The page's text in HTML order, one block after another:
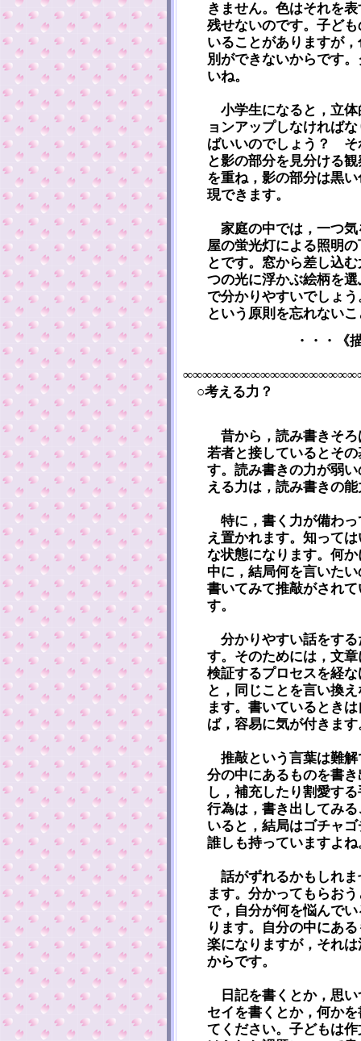
きません。色はそれを
残せないのです。子ど
いることがありますが
別ができないからです
いね。
小学生になると，立体
ョンアップしなければ
ばいいのでしょう？ そ
と影の部分を見分ける
を重ね，影の部分は黒
現できます。
家庭の中では，一つ気
屋の蛍光灯による照明
とです。窓から差し込
つの光に浮かぶ絵柄を
で分かりやすいでしょ
という原則を忘れない
・・・《
○考える力？
昔から，読み書きそろ
若者と接しているとそ
す。読み書きの力が弱
える力は，読み書きの
特に，書く力が備わっ
え置かれます。知って
な状態になります。何
中に，結局何を言いた
書いてみて推敲がされ
す。
分かりやすい話をする
す。そのためには，文
検証するプロセスを経
と，同じことを言い換
ます。書いているとき
ば，容易に気が付きます
推敲という言葉は難解
分の中にあるものを書
し，補充したり割愛す
行為は，書き出してみ
いると，結局はゴチャ
誰しも持っていますよね
話がずれるかもしれま
ます。分かってもらお
で，自分が何を悩んで
ります。自分の中にあ
楽になりますが，それ
からです。
日記を書くとか，思い
セイを書くとか，何か
てください。子どもは